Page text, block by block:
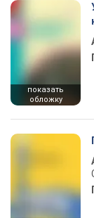
показать
обложку